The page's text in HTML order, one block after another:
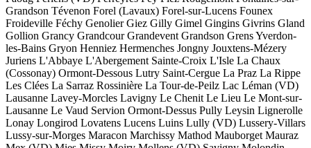
Grandson Tévenon Forel (Lavaux) Forel-sur-Lucens Founex
Froideville Féchy Genolier Giez Gilly Gimel Gingins Givrins Gland
Gollion Grancy Grandcour Grandevent Grandson GrensYverdon-
les-Bains Gryon Henniez Hermenches Jongny Jouxtens-Mézery
Juriens L'Abbaye L'Abergement Sainte-Croix L'Isle La Chaux
(Cossonay) Ormont-Dessous Lutry Saint-Cergue La Praz La Rippe
Les Clées La Sarraz Rossinière La Tour-de-Peilz Lac Léman (VD)
Lausanne Lavey-Morcles Lavigny Le Chenit Le Lieu Le Mont-sur-
Lausanne Le Vaud Servion Ormont-Dessus Pully Leysin Lignerolle
Lonay Longirod Lovatens Lucens Luins Lully (VD) Lussery-Villars
Lussy-sur-Morges Maracon Marchissy Mathod Mauborget Mauraz